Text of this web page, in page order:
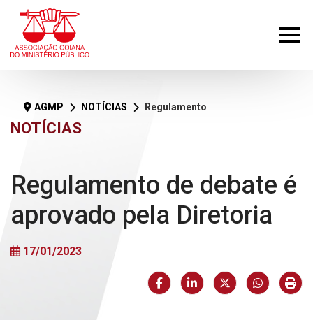
NOTÍCIAS
AGMP NOTÍCIAS Regulamento de debate é aprovado pela Diretoria
Regulamento de debate é
aprovado pela Diretoria
17/01/2023
FacebookLinkedInX (formerly